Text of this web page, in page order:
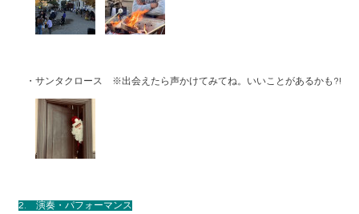
・サンタクロース ※出会えたら声かけてみてね。いいことがあるかも?!
2. 演奏・パフォーマンス